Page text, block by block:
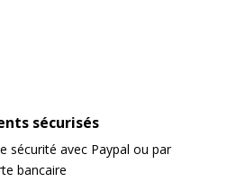
sécurisés
sécurité avec Paypal ou par
bancaire